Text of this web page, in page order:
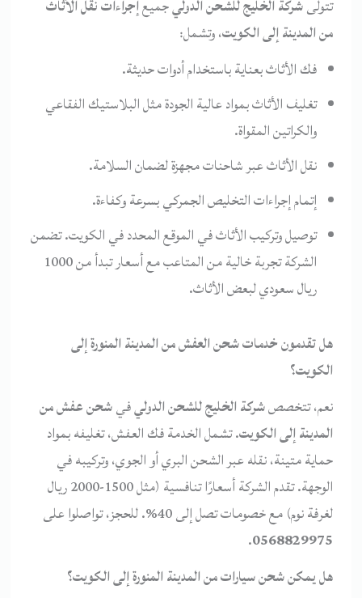
تتولىشركة الخليج للشحن الدوليجميعإجراءات نقل الأثاث
من المدينة إلى الكويت، وتشمل:
فك الأثاث بعناية باستخدام أدوات حديثة.
تغليف الأثاث بمواد عالية الجودة مثل البلاستيك الفقاعي
والكراتين المقواة.
نقل الأثاث عبر شاحنات مجهزة لضمان السلامة.
إتمام إجراءات التخليص الجمركي بسرعة وكفاءة.
توصيل وتركيب الأثاث في الموقع المحدد في الكويت. تضمن
الشركة تجربة خالية من المتاعب مع أسعار تبدأ من 1000
ريال سعودي لبعض الأثاث.
هل تقدمون خدمات شحن العفش من المدينة المنورة إلى
الكويت؟
نعم، تتخصصشركة الخليج للشحن الدوليفيشحن عفش من
المدينة إلى الكويت. تشمل الخدمة فك العفش، تغليفه بمواد
حماية متينة، نقله عبر الشحن البري أو الجوي، وتركيبه في
الوجهة. تقدم الشركة أسعارًا تنافسية (مثل 1500-2000 ريال
لغرفة نوم) مع خصومات تصل إلى 40%. للحجز، تواصلوا على
0568829975
.
هل يمكن شحن سيارات من المدينة المنورة إلى الكويت؟